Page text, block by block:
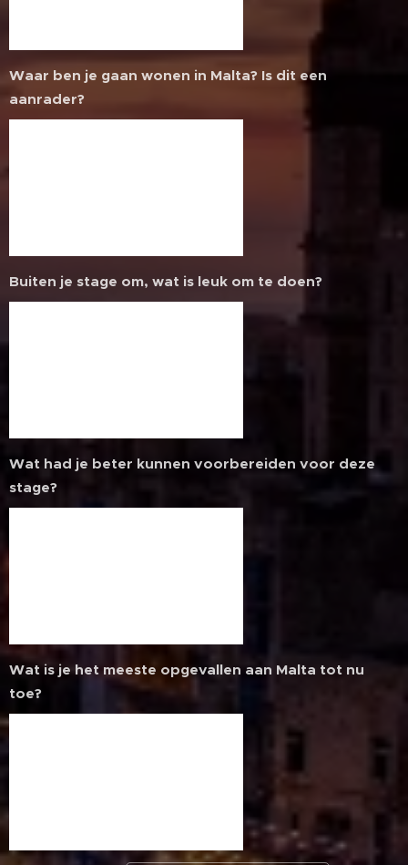
Waar ben je gaan wonen in Malta? Is dit een
aanrader?
Buiten je stage om, wat is leuk om te doen?
Wat had je beter kunnen voorbereiden voor deze
stage?
Wat is je het meeste opgevallen aan Malta tot nu
toe?